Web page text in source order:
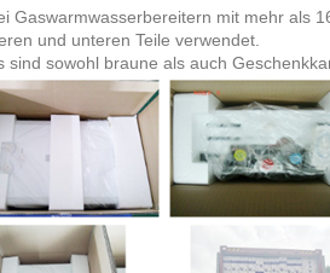
Gaswarmwasserbereitern mit mehr als
und unteren Teile verwendet.
sind sowohl braune als auch